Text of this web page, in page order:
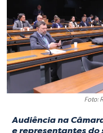
Foto:
Audiência na
e representantes